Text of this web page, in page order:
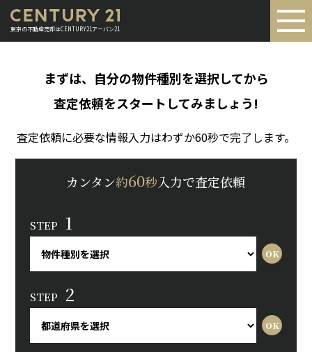
東京の不動産売却はCENTURY21アーバン21
まずは、自分の物件種別を選択してから
査定依頼をスタートしてみましょう!
査定依頼に必要な情報入力はわずか60秒で完了します。
カンタン約60秒入力で査定依頼
STEP 1
STEP 2